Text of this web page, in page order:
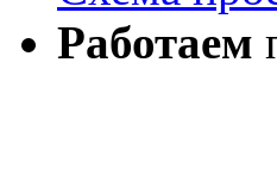
Работаем